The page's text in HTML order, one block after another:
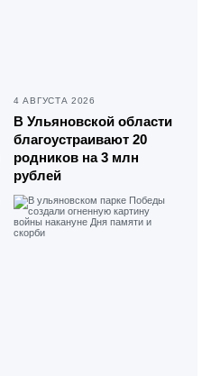
4 АВГУСТА 2026
В Ульяновской области
благоустраивают 20
родников на 3 млн
рублей